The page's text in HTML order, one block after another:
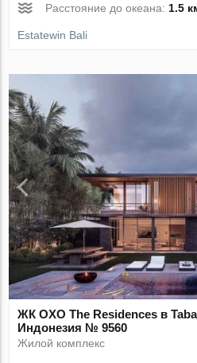
Расстояние до океана: 1.5
Estatewin Bali
ЖК OXO The Residences в
Индонезия № 9560
Жилой комплекс